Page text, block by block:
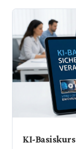
KI-